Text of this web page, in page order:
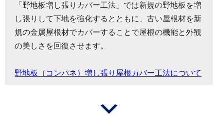
「野地板増し張りカバー工法」では新規の野地板を増
し張りして下地を強化するとともに、古い屋根材を新
規の金属屋根材でカバーすることで屋根の機能と外観
の美しさを回復させます。
野地板（コンパネ）増し張り屋根カバー工法について